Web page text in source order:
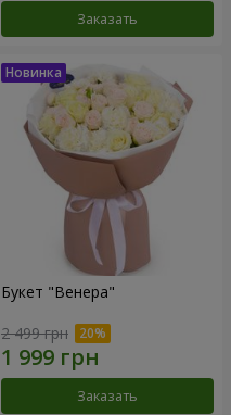
Заказать
Букет "Венера"
2 499 грн
Заказать